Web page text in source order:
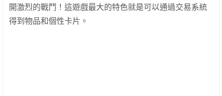
開激烈的戰鬥！這遊戲最大的特色就是可以通過交易系統
得到物品和個性卡片。